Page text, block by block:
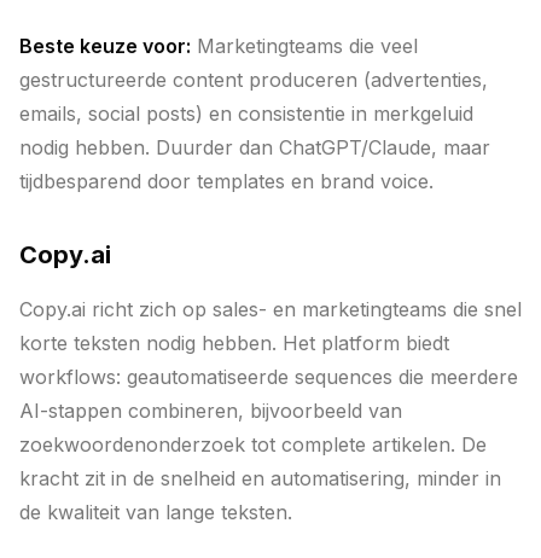
Beste keuze voor: Marketingteams die veel
gestructureerde content produceren (advertenties,
emails, social posts) en consistentie in merkgeluid
nodig hebben. Duurder dan ChatGPT/Claude, maar
tijdbesparend door templates en brand voice.
Copy.ai
Copy.ai richt zich op sales- en marketingteams die snel
korte teksten nodig hebben. Het platform biedt
workflows: geautomatiseerde sequences die meerdere
AI-stappen combineren, bijvoorbeeld van
zoekwoordenonderzoek tot complete artikelen. De
kracht zit in de snelheid en automatisering, minder in
de kwaliteit van lange teksten.